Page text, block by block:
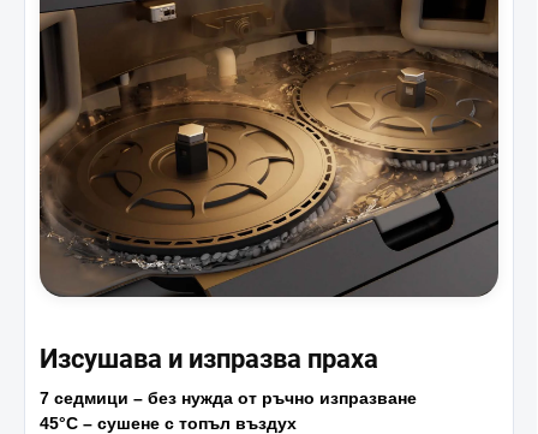
Изсушава и изпразва праха
7 седмици – без нужда от ръчно изпразване
45°C – сушене с топъл въздух